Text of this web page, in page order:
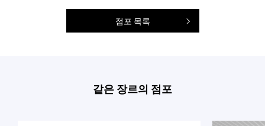
점포 목록
같은 장르의 점포